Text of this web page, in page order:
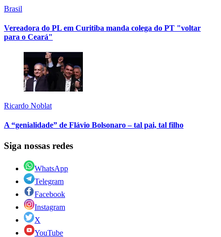
Brasil
Vereadora do PL em Curitiba manda colega do PT "voltar
para o Ceará"
Ricardo Noblat
A “genialidade” de Flávio Bolsonaro – tal pai, tal filho
Siga nossas redes
WhatsApp
Telegram
Facebook
Instagram
X
YouTube